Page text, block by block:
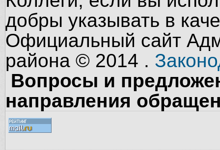
добры указывать в
Официальный сайт
района © 2014 .
Вопросы и
направления